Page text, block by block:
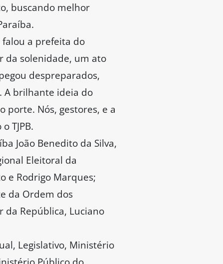
buscando melhor
falou a prefeita do
da solenidade, um ato
despreparados,
A brilhante ideia do
porte. Nós, gestores, e a
TJPB.
João Benedito da Silva,
Eleitoral da
e Rodrigo Marques;
da Ordem dos
da República, Luciano
Legislativo, Ministério